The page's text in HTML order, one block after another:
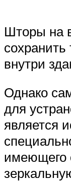
Шторы на
внутри
Однако
для
является
имеющего